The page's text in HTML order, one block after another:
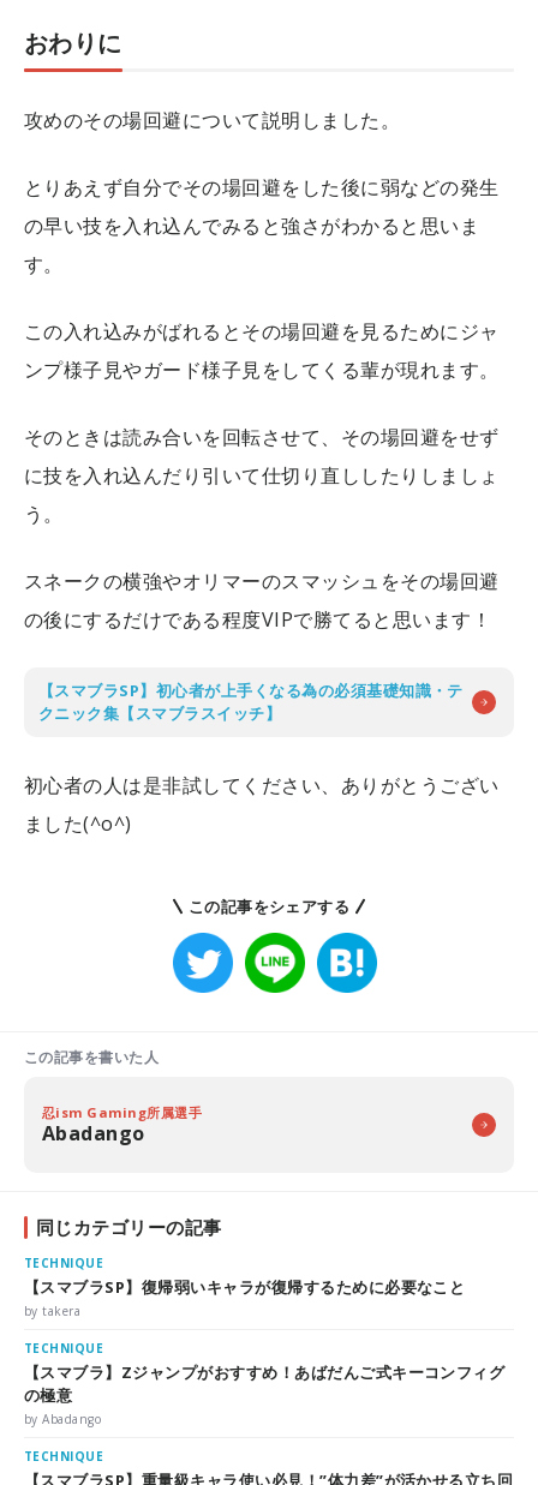
おわりに
攻めのその場回避について説明しました。
とりあえず自分でその場回避をした後に弱などの発生
の早い技を入れ込んでみると強さがわかると思いま
す。
この入れ込みがばれるとその場回避を見るためにジャ
ンプ様子見やガード様子見をしてくる輩が現れます。
そのときは読み合いを回転させて、その場回避をせず
に技を入れ込んだり引いて仕切り直ししたりしましょ
う。
スネークの横強やオリマーのスマッシュをその場回避
の後にするだけである程度VIPで勝てると思います！
【スマブラSP】初心者が上手くなる為の必須基礎知識・テ
クニック集【スマブラスイッチ】
初心者の人は是非試してください、ありがとうござい
ました(^o^)
この記事をシェアする
この記事を書いた人
忍ism Gaming所属選手
Abadango
同じカテゴリーの記事
TECHNIQUE
【スマブラSP】復帰弱いキャラが復帰するために必要なこと
by takera
TECHNIQUE
【スマブラ】Zジャンプがおすすめ！あばだんご式キーコンフィグ
の極意
by Abadango
TECHNIQUE
【スマブラSP】重量級キャラ使い必見！”体力差”が活かせる立ち回